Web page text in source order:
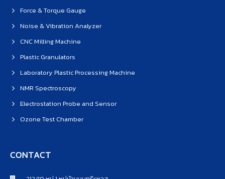
Force & Torque Gauge
Noise & Vibration Analyzer
CNC Milling Machine
Plastic Granulators
Laboratory Plastic Processing Machine
NMR Spectroscopy
Electrostation Probe and Sensor
Ozone Test Chamber
CONTACT